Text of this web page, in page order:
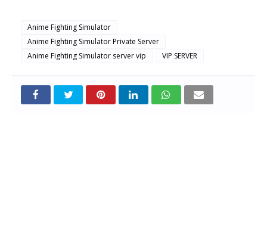
Anime Fighting Simulator
Anime Fighting Simulator Private Server
Anime Fighting Simulator server vip
VIP SERVER